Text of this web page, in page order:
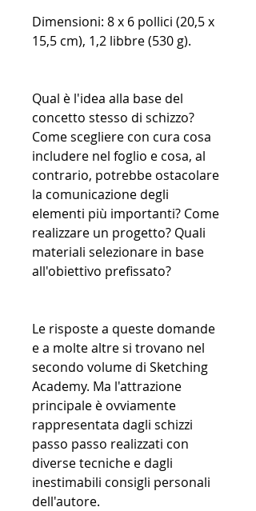
Dimensioni: 8 x 6 pollici (20,5 x
15,5 cm), 1,2 libbre (530 g).
Qual è l'idea alla base del
concetto stesso di schizzo?
Come scegliere con cura cosa
includere nel foglio e cosa, al
contrario, potrebbe ostacolare
la comunicazione degli
elementi più importanti? Come
realizzare un progetto? Quali
materiali selezionare in base
all'obiettivo prefissato?
Le risposte a queste domande
e a molte altre si trovano nel
secondo volume di Sketching
Academy. Ma l'attrazione
principale è ovviamente
rappresentata dagli schizzi
passo passo realizzati con
diverse tecniche e dagli
inestimabili consigli personali
dell'autore.